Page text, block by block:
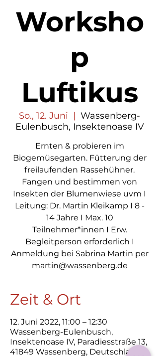
Worksho
p
Luftikus
So., 12. Juni
  |
Wassenberg-
Eulenbusch, Insektenoase IV
Ernten & probieren im
Biogemüsegarten. Fütterung der
freilaufenden Rassehühner.
Fangen und bestimmen von
Insekten der Blumenwiese uvm I
Leitung: Dr. Martin Kleikamp I 8 -
14 Jahre I Max. 10
Teilnehmer*innen I Erw.
Begleitperson erforderlich I
Anmeldung bei Sabrina Martin per
martin@wassenberg.de
Zeit & Ort
12. Juni 2022, 11:00 – 12:30
Wassenberg-Eulenbusch,
Insektenoase IV, Paradiesstraße 13,
41849 Wassenberg, Deutschland